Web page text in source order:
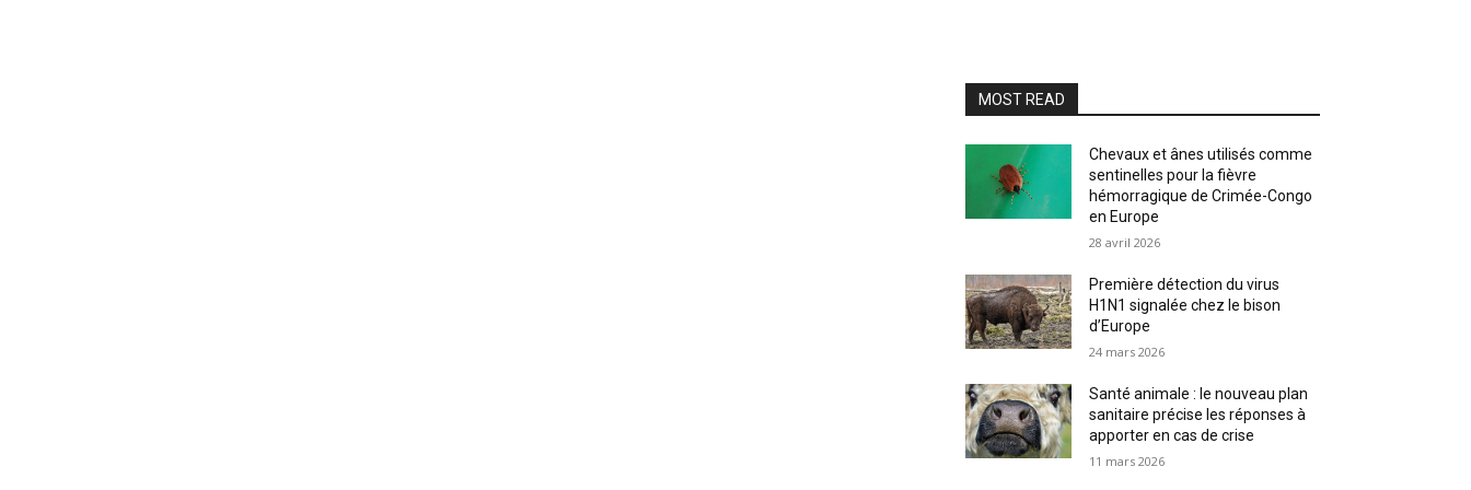
MOST READ
Chevaux et ânes utilisés comme
sentinelles pour la fièvre
hémorragique de Crimée-Congo
en Europe
28 avril 2026
Première détection du virus
H1N1 signalée chez le bison
d’Europe
24 mars 2026
Santé animale : le nouveau plan
sanitaire précise les réponses à
apporter en cas de crise
11 mars 2026